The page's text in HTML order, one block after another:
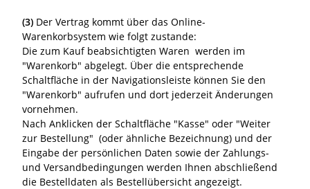
(3) Der Vertrag kommt über das Online-
Warenkorbsystem wie folgt zustande:
Die zum Kauf beabsichtigten Waren werden im
"Warenkorb" abgelegt. Über die entsprechende
Schaltfläche in der Navigationsleiste können Sie den
"Warenkorb" aufrufen und dort jederzeit Änderungen
vornehmen.
Nach Anklicken der Schaltfläche "Kasse" oder "Weiter
zur Bestellung" (oder ähnliche Bezeichnung) und der
Eingabe der persönlichen Daten sowie der Zahlungs-
und Versandbedingungen werden Ihnen abschließend
die Bestelldaten als Bestellübersicht angezeigt.